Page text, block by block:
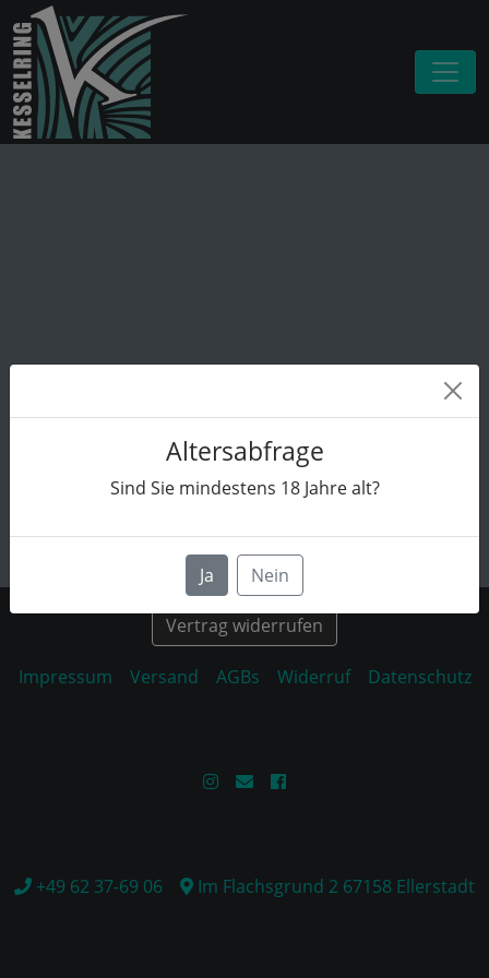
Altersabfrage
Sind Sie mindestens 18Jahre alt?
Ja Nein
Vertrag widerrufen
Impressum Versand AGBs Widerruf Datenschutz
+49 62 37-69 06 Im Flachsgrund 2 67158 Ellerstadt